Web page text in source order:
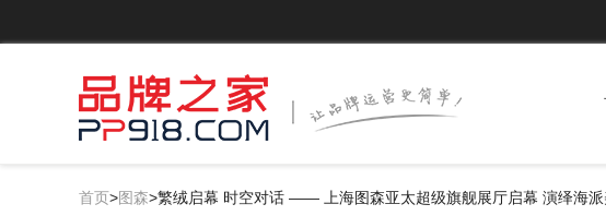
首页>图森>繁绒启幕 时空对话 —— 上海图森亚太超级旗舰展厅启幕 演绎海